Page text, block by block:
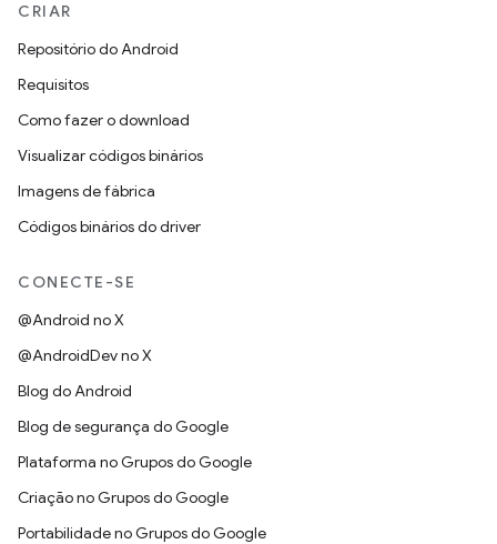
CRIAR
Repositório do Android
Requisitos
Como fazer o download
Visualizar códigos binários
Imagens de fábrica
Códigos binários do driver
CONECTE-SE
@Android no X
@AndroidDev no X
Blog do Android
Blog de segurança do Google
Plataforma no Grupos do Google
Criação no Grupos do Google
Portabilidade no Grupos do Google